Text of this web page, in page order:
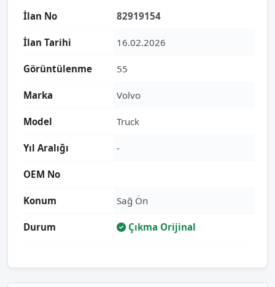
İlan No 82919154
İlan Tarihi 16.02.2026
Görüntülenme 55
Marka Volvo
Model Truck
Yıl Aralığı -
OEM No
Konum Sağ Ön
Durum Çıkma Orijinal